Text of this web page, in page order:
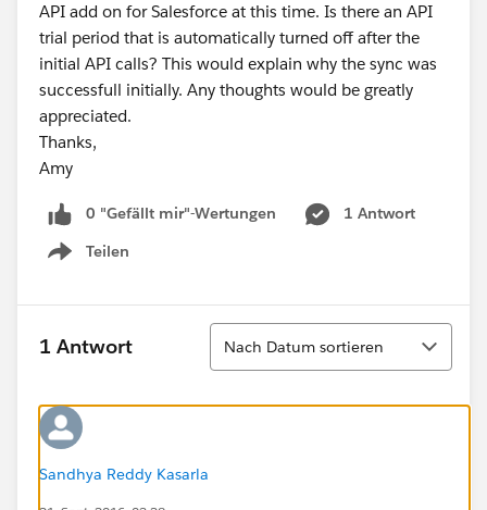
API add on for Salesforce at this time. Is there an API
trial period that is automatically turned off after the
initial API calls? This would explain why the sync was
successfull initially. Any thoughts would be greatly
appreciated.
Thanks,
Amy
0 "Gefällt mir"-Wertungen
1 Antwort
Teilen
Show menu
1 Antwort
Sortieren
Nach Datum sortieren
Sandhya Reddy Kasarla